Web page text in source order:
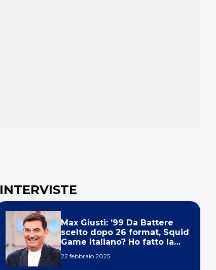
INTERVISTE
Max Giusti: ’99 Da Battere
scelto dopo 26 format, Squid
Game italiano? Ho fatto la
22 febbraio 2025